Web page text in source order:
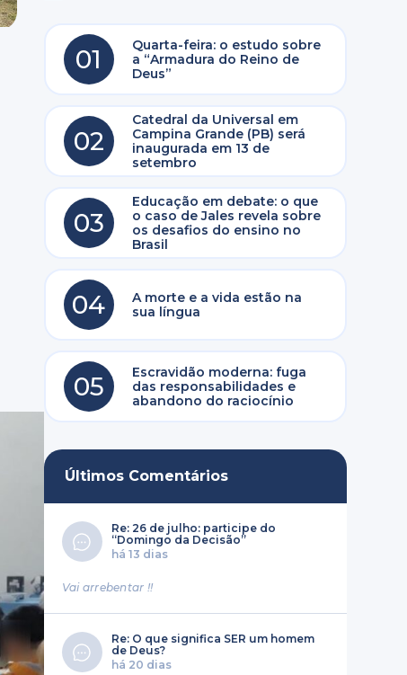
01
Quarta-feira: o estudo sobre
a “Armadura do Reino de
Deus”
02
Catedral da Universal em
Campina Grande (PB) será
inaugurada em 13 de
setembro
03
Educação em debate: o que
o caso de Jales revela sobre
os desafios do ensino no
Brasil
04
A morte e a vida estão na
sua língua
05
Escravidão moderna: fuga
das responsabilidades e
abandono do raciocínio
Últimos Comentários
Re: 26 de julho: participe do
“Domingo da Decisão”
há 13 dias
Vai arrebentar !!
Re: O que significa SER um homem
de Deus?
há 20 dias